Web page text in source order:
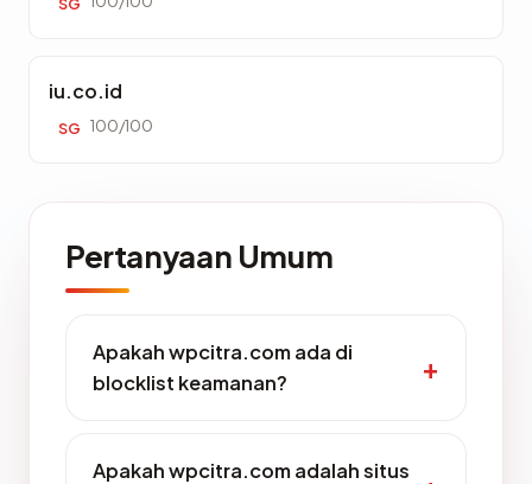
iu.co.id
SG 100/100
Pertanyaan Umum
Apakah wpcitra.com ada di
blocklist keamanan?
Apakah wpcitra.com adalah situs